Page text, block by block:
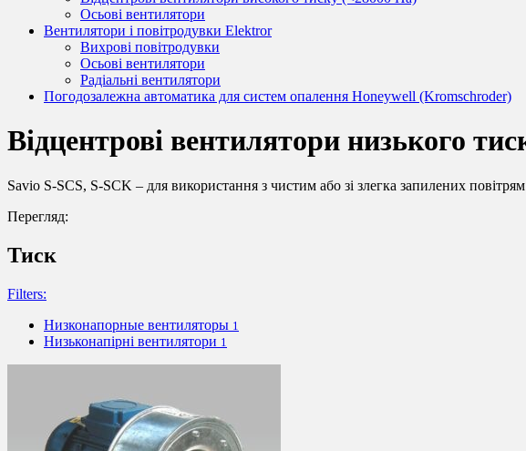
Осьові вентилятори
Вентилятори і повітродувки Elektror
Вихрові повітродувки
Осьові вентилятори
Радіальні вентилятори
Погодозалежна автоматика для систем опалення Honeywell (Kromschroder)
Відцентрові вентилятори низького
Savio S-SCS, S-SCK – для використання з чистим або зі злегка запилених
Перегляд:
Тиск
Filters:
Низконапорные вентиляторы 1
Низьконапірні вентилятори 1